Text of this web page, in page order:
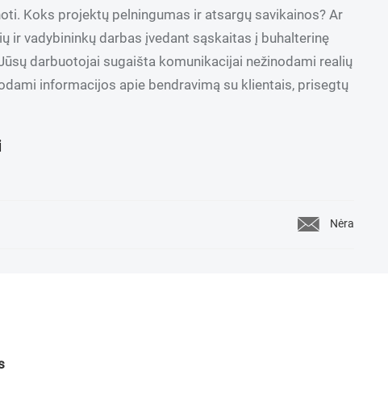
Koks projektų pelningumas ir atsargų savikainos? Ar
ir vadybininkų darbas įvedant sąskaitas į buhalterinę
darbuotojai sugaišta komunikacijai nežinodami realių
informacijos apie bendravimą su klientais, prisegtų
Nėra